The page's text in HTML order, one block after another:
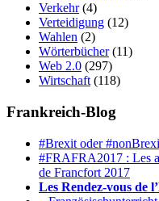
Verkehr(4)
Verteidigung (12)
Wahlen (2)
Wörterbücher(11)
Web 2.0 (297)
Wirtschaft (118)
Frankreich-Blog
#Brexit oder
#FRAFRA2017 : Les
de Francfort 2017
Les Rendez-vous de